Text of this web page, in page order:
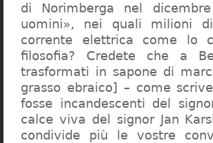
di Norimberga nel
uomini», nei quali milioni
corrente elettrica come lo
filosofia? Credete che a
trasformati in sapone di
grasso ebraico] – come
fosse incandescenti del
calce viva del signor Jan
condivide più le vostre